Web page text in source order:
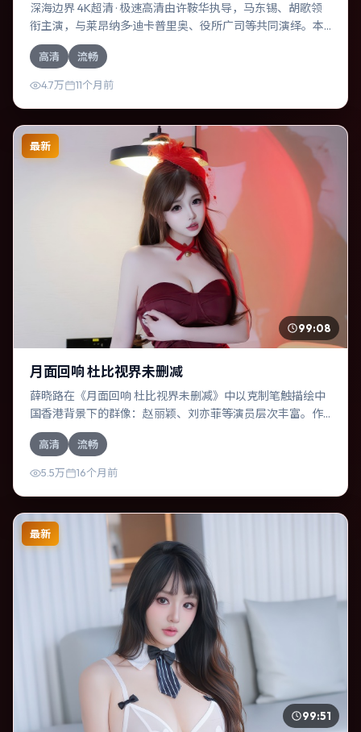
深海边界 4K超清 · 极速高清由许鞍华执导，马东锡、胡歌领
衔主演，与莱昂纳多·迪卡普里奥、役所广司等共同演绎。本
片为喜剧类型，主要班底与取景来自法国。一桩旧案被重新
翻出，真相与谎言交织。影片整体气质浓烈，节奏紧凑，人
物动机清晰，适合喜欢强情节与细腻表演的观众。
高清 流畅
4.7万 11个月前
最新
99:08
月面回响 杜比视界未删减
薛晓路在《月面回响 杜比视界未删减》中以克制笔触描绘中
国香港背景下的群像：赵丽颖、刘亦菲等演员层次丰富。作
为一部犯罪作品，故事从日常裂缝切入，逐步推向不可逆转
的结局；视听语言统一，情感落点克制有力。
高清 流畅
5.5万 16个月前
最新
99:51